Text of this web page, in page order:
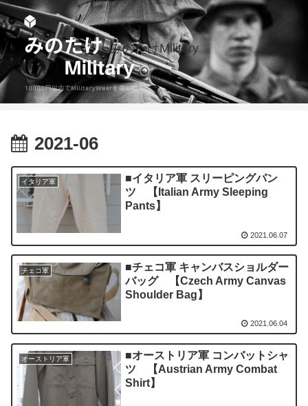
みのたけMilitary
2021-06
イタリア軍
■イタリア軍 スリーピングパン
ツ 【Italian Army Sleeping
Pants】
2021.06.07
チェコ軍
■チェコ軍 キャンバスショルダー
バッグ 【Czech Army Canvas
Shoulder Bag】
2021.06.04
オーストリア軍
■オーストリア軍 コンバットシャ
ツ 【Austrian Army Combat
Shirt】